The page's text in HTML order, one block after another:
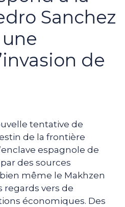
Sanchez
de
tentative de
de la frontière
espagnole de
des sources
même le Makhzen
vers de
économiques. Des